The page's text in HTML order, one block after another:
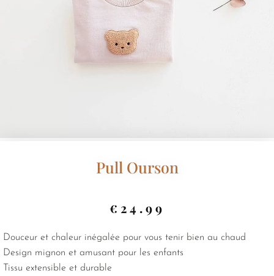
Pull Ourson
€ 24.99
Douceur et chaleur inégalée pour vous tenir bien au chaud
Design mignon et amusant pour les enfants
Tissu extensible et durable